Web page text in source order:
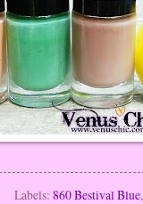
Labels:860 Bestival Blue,